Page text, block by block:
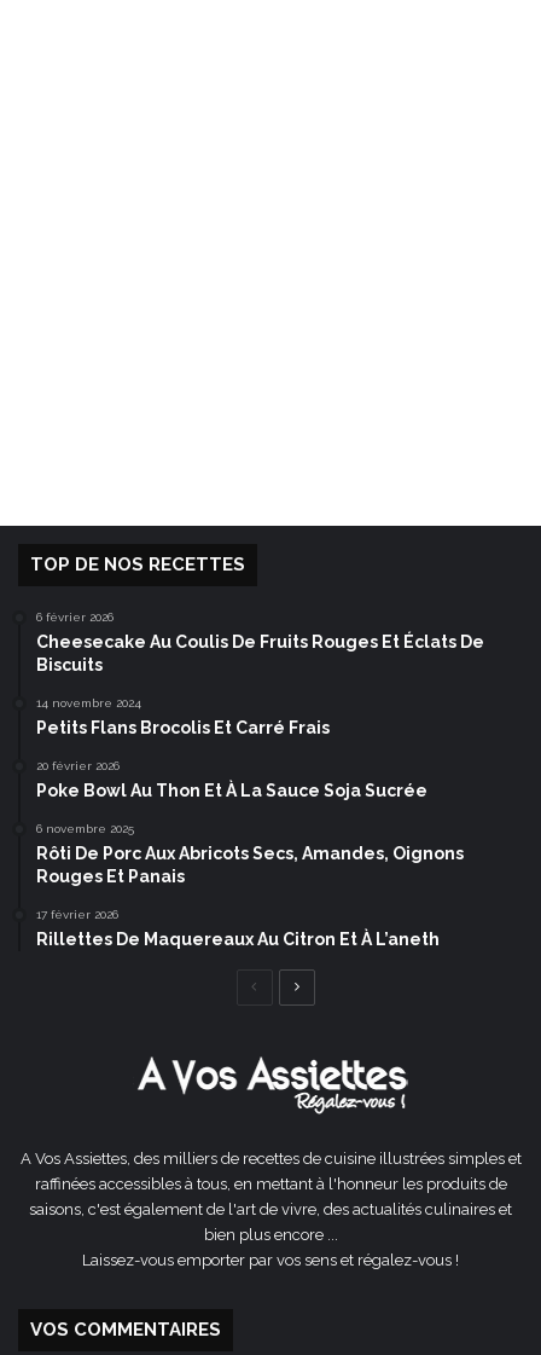
TOP DE NOS RECETTES
6 février 2026
Cheesecake Au Coulis De Fruits Rouges Et Éclats De
Biscuits
14 novembre 2024
Petits Flans Brocolis Et Carré Frais
20 février 2026
Poke Bowl Au Thon Et À La Sauce Soja Sucrée
6 novembre 2025
Rôti De Porc Aux Abricots Secs, Amandes, Oignons
Rouges Et Panais
17 février 2026
Rillettes De Maquereaux Au Citron Et À L’aneth
Page
A Vos Assiettes, des milliers de recettes de cuisine illustrées simples et
raffinées accessibles à tous, en mettant à l'honneur les produits de
saisons, c'est également de l'art de vivre, des actualités culinaires et
bien plus encore ...
Laissez-vous emporter par vos sens et régalez-vous !
VOS COMMENTAIRES